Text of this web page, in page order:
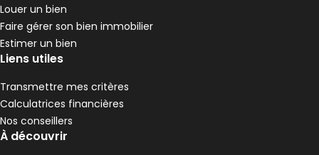
Louer un bien
Faire gérer son bien immobilier
Estimer un bien
Liens utiles
Transmettre mes critères
Calculatrices financières
Nos conseillers
À découvrir